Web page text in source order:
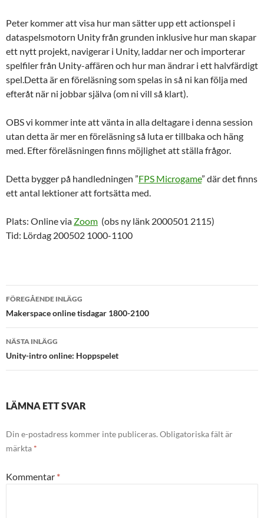
Peter kommer att visa hur man sätter upp ett actionspel i
dataspelsmotorn Unity från grunden inklusive hur man skapar
ett nytt projekt, navigerar i Unity, laddar ner och importerar
spelfiler från Unity-affären och hur man ändrar i ett halvfärdigt
spel.Detta är en föreläsning som spelas in så ni kan följa med
efteråt när ni jobbar själva (om ni vill så klart).
OBS vi kommer inte att vänta in alla deltagare i denna session
utan detta är mer en föreläsning så luta er tillbaka och häng
med. Efter föreläsningen finns möjlighet att ställa frågor.
Detta bygger på handledningen ”FPS Microgame” där det finns
ett antal lektioner att fortsätta med.
Plats: Online via Zoom (obs ny länk 2000501 2115)
Tid: Lördag 200502 1000-1100
Inläggsnavigering
FÖREGÅENDE INLÄGG
Makerspace online tisdagar 1800-2100
NÄSTA INLÄGG
Unity-intro online: Hoppspelet
LÄMNA ETT SVAR
Din e-postadress kommer inte publiceras. Obligatoriska fält är
märkta *
Kommentar *